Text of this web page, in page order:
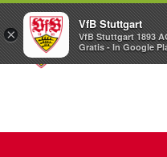
×
VfB Stuttgart
VfB Stuttgart 1893
Gratis - In Google